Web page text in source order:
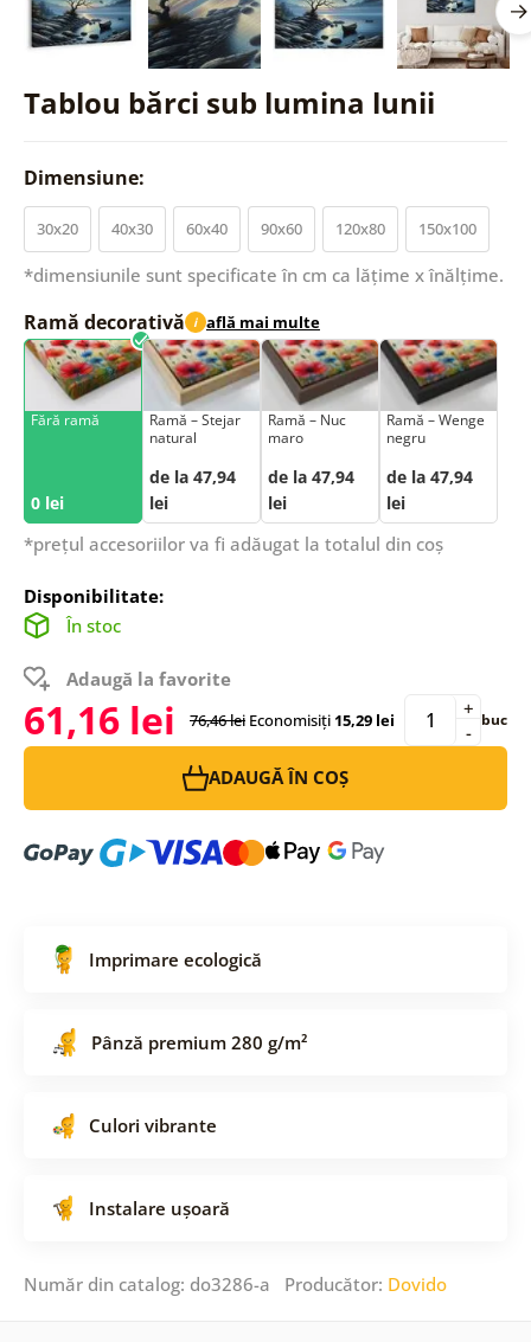
Tablou bărci sub lumina lunii
Dimensiune:
30x20 40x30 60x40 90x60 120x80 150x100
*dimensiunile sunt specificate în cm ca lățime x înălțime.
Ramă decorativă i află mai multe
Fără ramă
0 lei
Ramă – Stejar
natural
de la 47,94
lei
Ramă – Nuc
maro
de la 47,94
lei
Ramă – Wenge
negru
de la 47,94
lei
*prețul accesoriilor va fi adăugat la totalul din coș
Disponibilitate:
În stoc
Adaugă la favorite
61,16 lei 76,46 lei Economisiți15,29 lei -
+ buc
ADAUGĂ ÎN COȘ
Imprimare ecologică
Pânză premium 280 g/m²
Culori vibrante
Instalare ușoară
Număr din catalog: do3286-a Producător: Dovido